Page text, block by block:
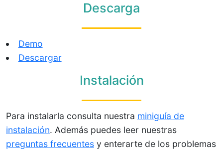
Descarga
Demo
Descargar
Instalación
Para instalarla consulta nuestra miniguía de
instalación. Además puedes leer nuestras
preguntas frecuentes y enterarte de los problemas